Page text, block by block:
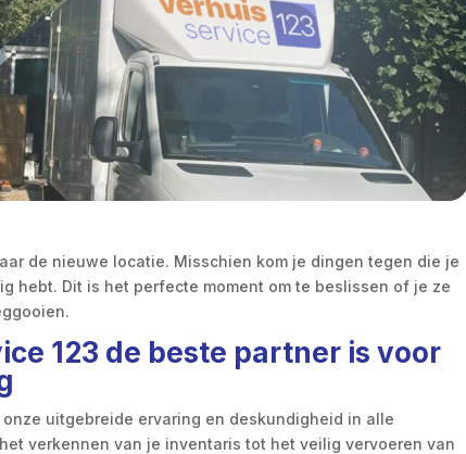
de nieuwe locatie. Misschien kom je dingen tegen die je
hebt. Dit is het perfecte moment om te beslissen of je ze
123 de beste partner is voor
uitgebreide ervaring en deskundigheid in alle
verkennen van je inventaris tot het veilig vervoeren van